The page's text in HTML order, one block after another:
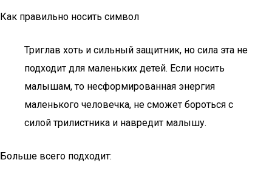
Как правильно носить символ
Триглав хоть и сильный защитник, но сила эта не
подходит для маленьких детей. Если носить
малышам, то несформированная энергия
маленького человечка, не сможет бороться с
силой трилистника и навредит малышу.
Больше всего подходит: